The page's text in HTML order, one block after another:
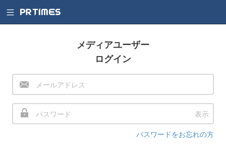
メディアユーザー
ログイン
表示
パスワードをお忘れの方